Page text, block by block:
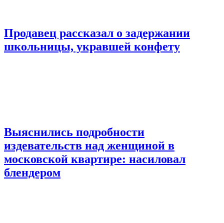
Продавец рассказал о задержании
школьницы, укравшей конфету
Выяснились подробности
издевательств над женщиной в
московской квартире: насиловал
блендером